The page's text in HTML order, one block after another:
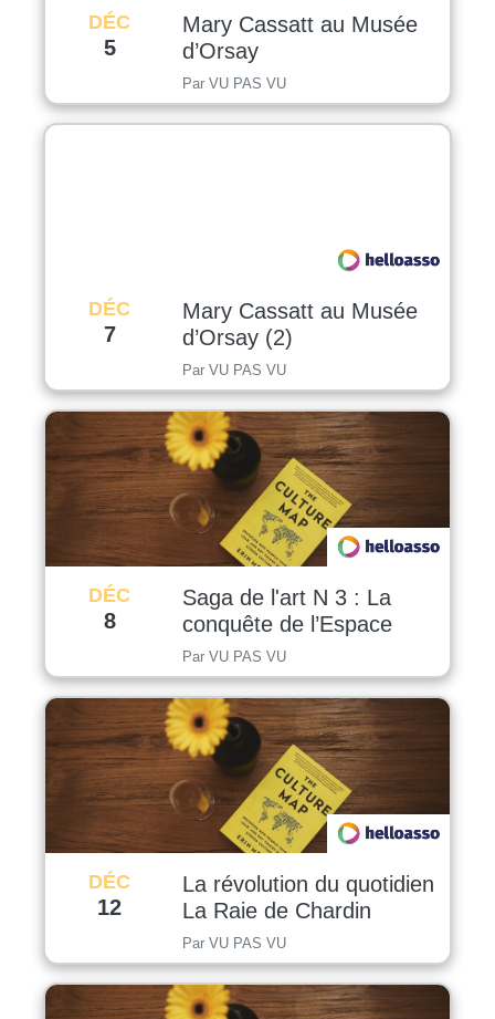
DÉC
5
Mary Cassatt au Musée
d’Orsay
Par VU PAS VU
DÉC
7
Mary Cassatt au Musée
d’Orsay (2)
Par VU PAS VU
DÉC
8
Saga de l'art N 3 : La
conquête de l’Espace
Par VU PAS VU
DÉC
12
La révolution du quotidien
La Raie de Chardin
Par VU PAS VU